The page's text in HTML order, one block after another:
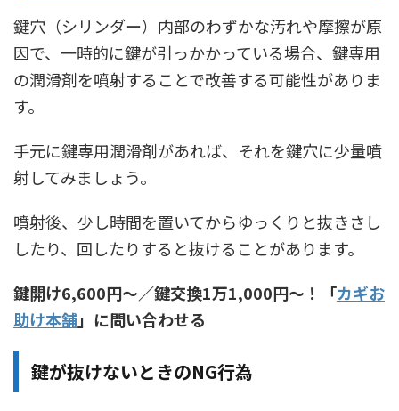
鍵穴（シリンダー）内部のわずかな汚れや摩擦が原
因で、一時的に鍵が引っかかっている場合、鍵専用
の潤滑剤を噴射することで改善する可能性がありま
す。
手元に鍵専用潤滑剤があれば、それを鍵穴に少量噴
射してみましょう。
噴射後、少し時間を置いてからゆっくりと抜きさし
したり、回したりすると抜けることがあります。
鍵開け6,600円〜／鍵交換1万1,000円〜！「カギお
助け本舗」に問い合わせる
鍵が抜けないときのNG行為